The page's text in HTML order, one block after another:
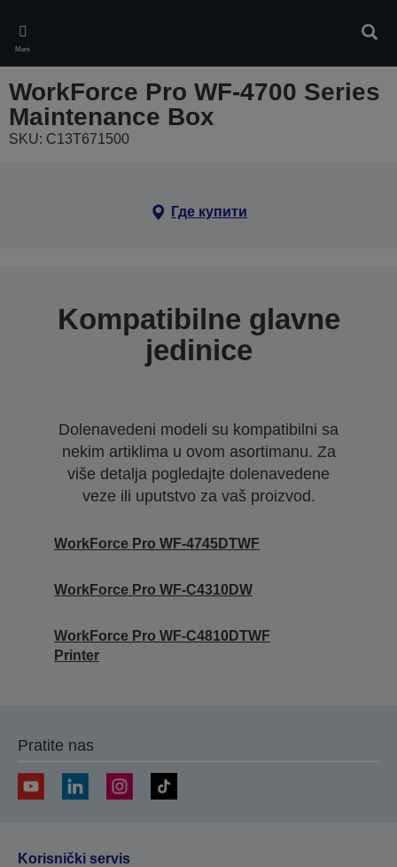
main
content
Meni
WorkForce Pro WF-4700 Series
Maintenance Box
SKU: C13T671500
Где купити
Kompatibilne glavne
jedinice
Dolenavedeni modeli su kompatibilni sa
nekim artiklima u ovom asortimanu. Za
više detalja pogledajte dolenavedene
veze ili uputstvo za vaš proizvod.
WorkForce Pro WF-4745DTWF
WorkForce Pro WF-C4310DW
WorkForce Pro WF-C4810DTWF
Printer
Pratite nas
Korisnički servis